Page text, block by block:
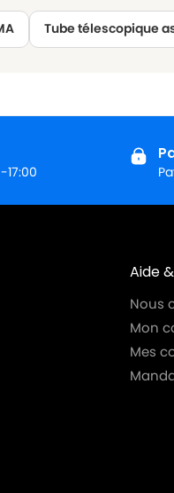
Tube télescopique
Aide
Nous
Mon
Mes